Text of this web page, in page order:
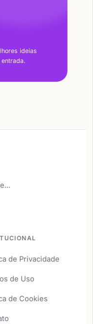
ideias
de Privacidade
de Uso
de Cookies